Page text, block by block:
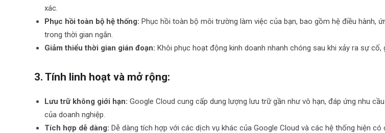
xác.
Phục hồi toàn bộ hệ thống: Phục hồi toàn bộ môi trường làm việc của bạn, bao gồm hệ điều hành,
trong thời gian ngắn.
Giảm thiểu thời gian gián đoạn: Khôi phục hoạt động kinh doanh nhanh chóng sau khi xảy ra sự cố,
3. Tính linh hoạt và mở rộng:
Lưu trữ không giới hạn: Google Cloud cung cấp dung lượng lưu trữ gần như vô hạn, đáp ứng nhu
của doanh nghiệp.
Tích hợp dễ dàng: Dễ dàng tích hợp với các dịch vụ khác của Google Cloud và các hệ thống hiện có